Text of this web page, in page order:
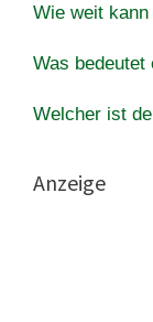
Wie weit
Was
Welcher ist
Anzeige